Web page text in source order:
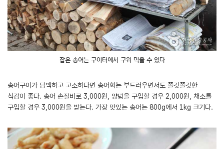
잡은 송어는 구이터에서 구워 먹을 수 있다
송어구이가 담백하고 고소하다면 송어회는 부드러우면서도 쫄깃쫄깃한
식감이 좋다. 송어 손질비로 3,000원, 양념을 구입할 경우 2,000원, 채소를
구입할 경우 3,000원을 받는다. 가장 맛있는 송어는 800g에서 1kg 크기다.